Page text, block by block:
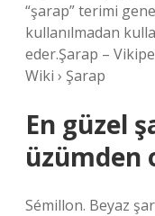
“şarap” terimi
kullanılmadan
eder.Şarap –
Wiki › Şarap
En güzel
üzümden
Sémillon. Beyaz